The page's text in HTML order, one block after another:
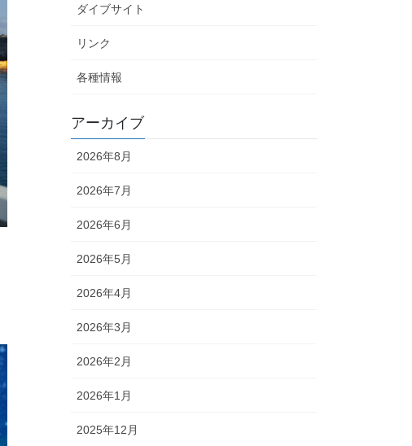
ダイブサイト
リンク
各種情報
アーカイブ
2026年8月
2026年7月
2026年6月
2026年5月
2026年4月
2026年3月
2026年2月
2026年1月
2025年12月